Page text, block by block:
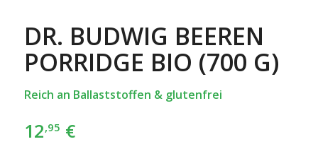
DR. BUDWIG BEEREN
PORRIDGE BIO (700 G)
Reich an Ballaststoffen & glutenfrei
12,95 €